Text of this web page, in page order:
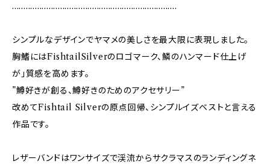
........................................................................
シンプルなデザインでヤマメの美しさを最大限に表現しました。
胸鰭にはFishtailSilverのロゴマーク、鱗のハンマード仕上げ
が」質感を高めます。
”鱒好きが創る、鱒好きのためのアクセサリー”
改めてFishtail Silverの原点回帰、シンプルイズベストと言える
作品です。
レザーバンドはワンサイズで渓流からサクラマスのランディングネ